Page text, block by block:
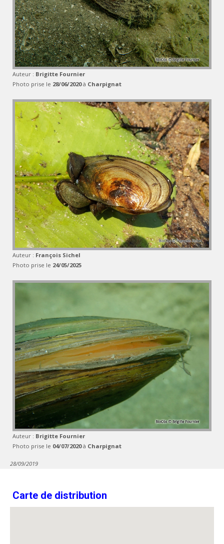
Auteur : Brigitte Fournier
Photo prise le 28/06/2020à Charpignat
Auteur : François Sichel
Photo prise le 24/05/2025
Auteur : Brigitte Fournier
Photo prise le 04/07/2020à Charpignat
28/09/2019
Carte de distribution